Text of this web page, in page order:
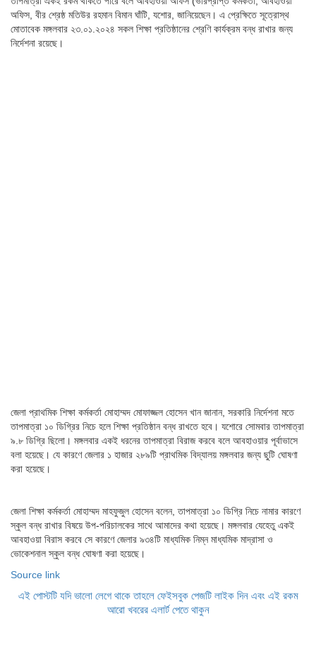
অফিস, বীর শ্রেষ্ঠ মতিউর রহমান বিমান ঘাঁটি, যশোর, জানিয়েছেন। এ প্রেক্ষিতে সূত্রোস্থ
মোতাবেক মঙ্গলবার ২৩.০১.২০২৪ সকল শিক্ষা প্রতিষ্ঠানের শ্রেণি কার্যক্রম বন্ধ রাখার জন্য
নির্দেশনা রয়েছে।
জেলা প্রাথমিক শিক্ষা কর্মকর্তা মোহাম্মদ মোফাজ্জল হোসেন খান জানান, সরকারি নির্দেশনা মতে
তাপমাত্রা ১০ ডিগ্রির নিচে হলে শিক্ষা প্রতিষ্ঠান বন্ধ রাখতে হবে। যশোরে সোমবার তাপমাত্রা
৯.৮ ডিগ্রি ছিলো। মঙ্গলবার একই ধরনের তাপমাত্রা বিরাজ করবে বলে আবহাওয়ার পূর্বাভাসে
বলা হয়েছে। যে কারণে জেলার ১ হাজার ২৮৯টি প্রাথমিক বিদ্যালয় মঙ্গলবার জন্য ছুটি ঘোষণা
করা হয়েছে।
জেলা শিক্ষা কর্মকর্তা মোহাম্মদ মাহফুজুল হোসেন বলেন, তাপমাত্রা ১০ ডিগ্রি নিচে নামার কারণে
স্কুল বন্ধ রাখার বিষয়ে উপ-পরিচালকের সাথে আমাদের কথা হয়েছে। মঙ্গলবার যেহেতু একই
আবহাওয়া বিরাস করবে সে কারণে জেলার ৯৩৪টি মাধ্যমিক নিম্ন মাধ্যমিক মাদ্রাসা ও
ভোকেশনাল স্কুল বন্ধ ঘোষণা করা হয়েছে।
Source link
এই পোস্টটি যদি ভালো লেগে থাকে তাহলে ফেইসবুক পেজটি লাইক দিন এবং এই রকম
আরো খবরের এলার্ট পেতে থাকুন